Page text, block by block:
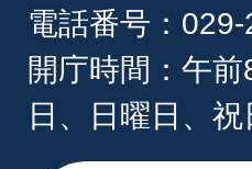
電話番号：
開庁時間：午
日、日曜日、